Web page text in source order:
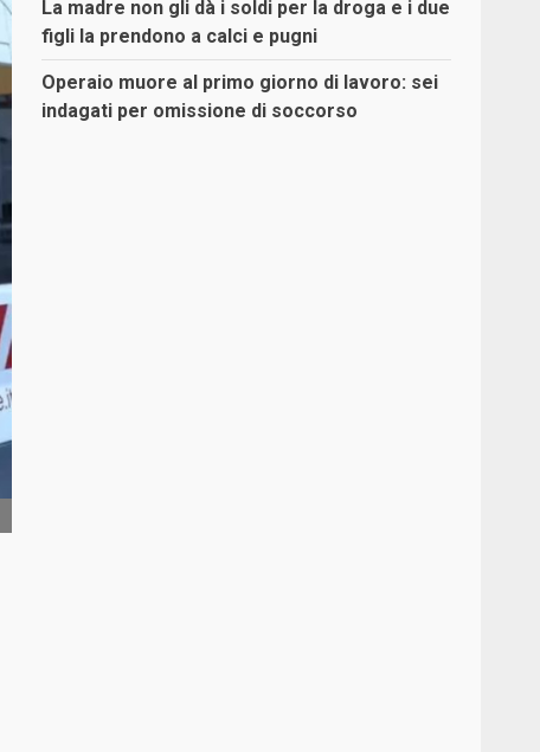
La madre non gli dà i soldi per la droga e i due
figli la prendono a calci e pugni
Operaio muore al primo giorno di lavoro: sei
indagati per omissione di soccorso